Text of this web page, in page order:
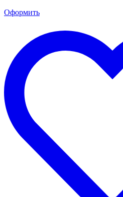
Оформить